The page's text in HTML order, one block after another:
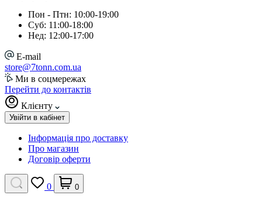
Пон - Птн: 10:00-19:00
Суб: 11:00-18:00
Нед: 12:00-17:00
E-mail
store@7tonn.com.ua
Ми в соцмережах
Перейти до контактів
Клієнту
Увійти в кабінет
Інформація про доставку
Про магазин
Договір оферти
0 0